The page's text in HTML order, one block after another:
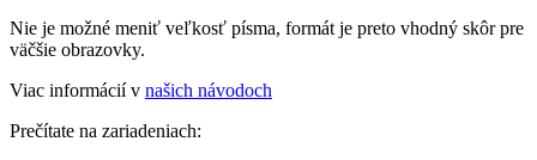
Nie je možné meniť veľkosť písma, formát je preto vhodný skôr pre
väčšie obrazovky.
Viac informácií v našich návodoch
Prečítate na zariadeniach: